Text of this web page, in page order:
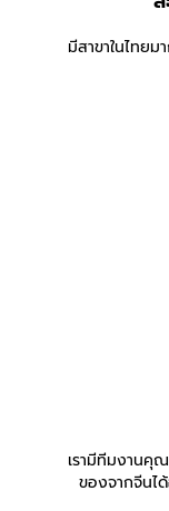
มีสาขาในไทยม
เรามีทีมงานคุ
ของจากจีนไ